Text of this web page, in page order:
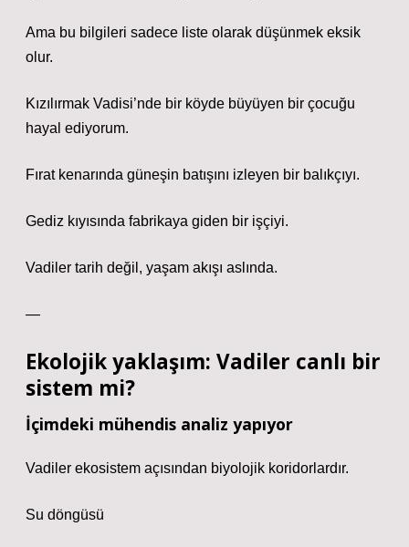
Ama bu bilgileri sadece liste olarak düşünmek eksik
olur.
Kızılırmak Vadisi’nde bir köyde büyüyen bir çocuğu
hayal ediyorum.
Fırat kenarında güneşin batışını izleyen bir balıkçıyı.
Gediz kıyısında fabrikaya giden bir işçiyi.
Vadiler tarih değil, yaşam akışı aslında.
—
Ekolojik yaklaşım: Vadiler canlı bir
sistem mi?
İçimdeki mühendis analiz yapıyor
Vadiler ekosistem açısından biyolojik koridorlardır.
Su döngüsü